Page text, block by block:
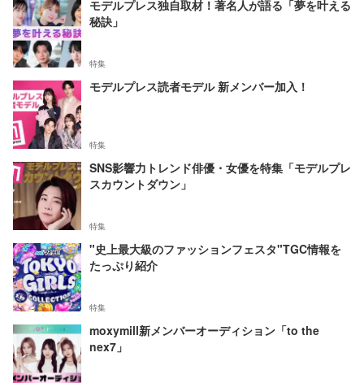
モデルプレス独自取材！著名人が語る「夢を叶える
秘訣」
特集
モデルプレス読者モデル 新メンバー加入！
特集
SNS影響力トレンド俳優・女優を特集「モデルプレ
スカウントダウン」
特集
"史上最大級のファッションフェスタ"TGC情報を
たっぷり紹介
特集
moxymill新メンバーオーディション「to the
nex7」